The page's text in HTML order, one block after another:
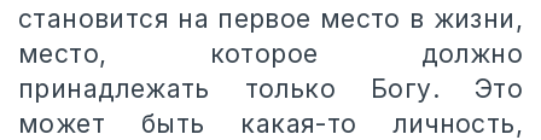
становится на первое место в жизни,
место, которое должно
принадлежать только Богу. Это
может быть какая-то личность,